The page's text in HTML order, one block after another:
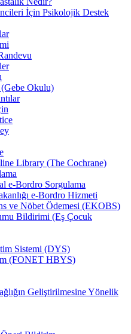
İçin Psikolojik Destek
Okulu)
Library (The Cochrane)
e-Bordro Sorgulama
e-Bordro Hizmeti
ve Nöbet Ödemesi (EKOBS)
Bildirimi (Eş Çocuk
Sistemi (DYS)
(FONET HBYS)
Geliştirilmesine Yönelik